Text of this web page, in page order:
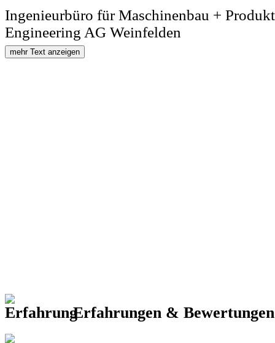
Ingenieurbüro für Maschinenbau +
Engineering AG Weinfelden
mehr Text anzeigen
Erfahrungen &